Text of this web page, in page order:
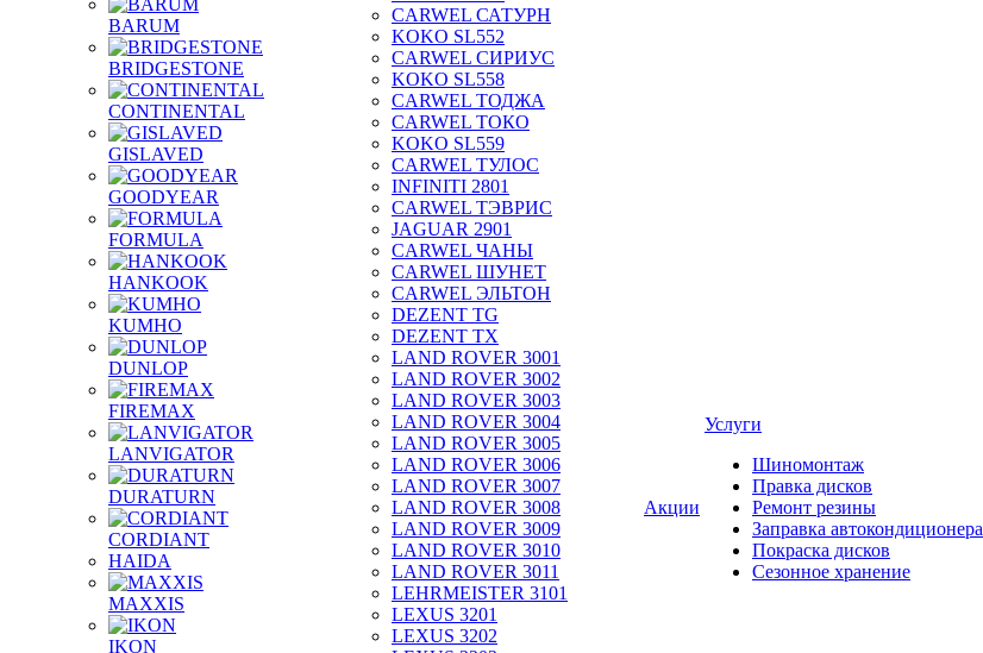
BARUM
BRIDGESTONE
CONTINENTAL
GISLAVED
GOODYEAR
FORMULA
HANKOOK
KUMHO
DUNLOP
FIREMAX
LANVIGATOR
DURATURN
CORDIANT
HAIDA
MAXXIS
IKON
CARWEL САТУРН
KOKO SL552
CARWEL СИРИУС
KOKO SL558
CARWEL ТОДЖА
CARWEL ТОКО
KOKO SL559
CARWEL ТУЛОС
INFINITI 2801
CARWEL ТЭВРИС
JAGUAR 2901
CARWEL ЧАНЫ
CARWEL ШУНЕТ
CARWEL ЭЛЬТОН
DEZENT TG
DEZENT TX
LAND ROVER 3001
LAND ROVER 3002
LAND ROVER 3003
LAND ROVER 3004
LAND ROVER 3005
LAND ROVER 3006
LAND ROVER 3007
LAND ROVER 3008
LAND ROVER 3009
LAND ROVER 3010
LAND ROVER 3011
LEHRMEISTER 3101
LEXUS 3201
LEXUS 3202
Акции
Услуги
Шиномонтаж
Правка дисков
Ремонт резины
Заправка автокондиционера
Покраска дисков
Сезонное хранение